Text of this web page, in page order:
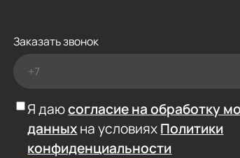
Заказать звонок
Я даюсогласие на обработку
данныхна условияхПолитики
конфиденциальности